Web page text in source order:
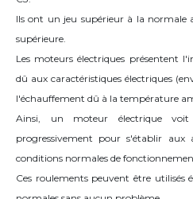
Ils ont un jeu supérieur à la
supérieure.
Les moteurs électriques présentent
dû aux caractéristiques électriques
l'échauffement dû à la température
Ainsi, un moteur électrique
progressivement pour s'établir
conditions normales de
Ces roulements peuvent être utilisés